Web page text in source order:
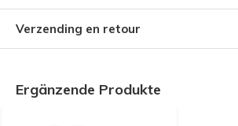
Verzending en retour
Ergänzende Produkte